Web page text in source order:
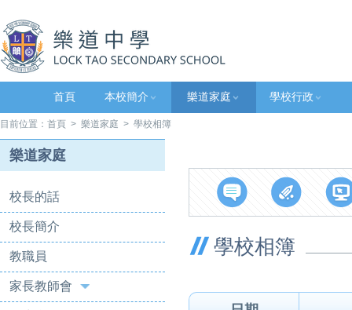
首頁 本校簡介 樂道家庭 學校行政
目前位置： 首頁 > 樂道家庭 > 學校相簿
樂道家庭
校長的話
校長簡介
教職員
家長教師會
學校相簿